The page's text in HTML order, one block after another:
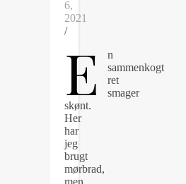
6,
2021
/
E
n
sammenkogt
ret
smager
skønt.
Her
har
jeg
brugt
mørbrad,